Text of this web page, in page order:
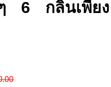
ๆ 6 กลิ่นเพียง